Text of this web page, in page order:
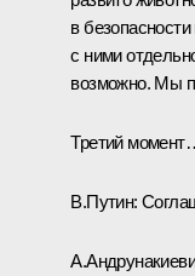
в
с ними
возможно. Мы
Третий
В.Путин: